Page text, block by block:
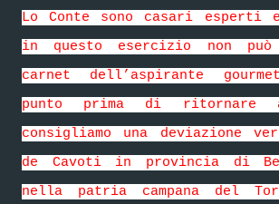
Lo Conte sono casari esperti
in questo esercizio non può
carnet dell’aspirante
punto prima di
consigliamo una deviazione
de Cavoti in provincia di
nella patria campana del